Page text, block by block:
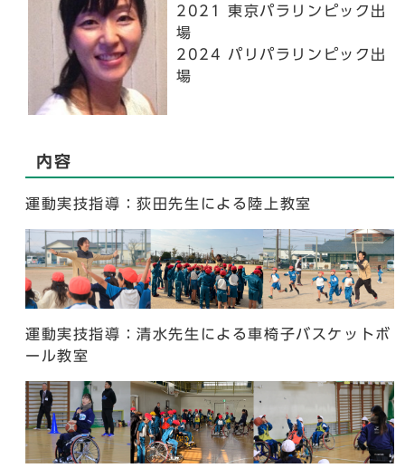
2021 東京パラリンピック出
場
2024 パリパラリンピック出
場
内容
運動実技指導：荻田先生による陸上教室
運動実技指導：清水先生による車椅子バスケットボ
ール教室